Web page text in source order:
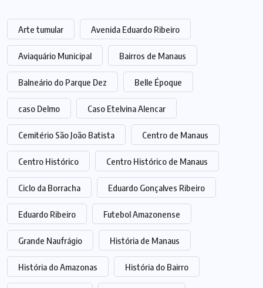
Arte tumular Avenida Eduardo Ribeiro
Aviaquário Municipal Bairros de Manaus
Balneário do Parque Dez Belle Époque
caso Delmo Caso Etelvina Alencar
Cemitério São João Batista Centro de Manaus
Centro Histórico Centro Histórico de Manaus
Ciclo da Borracha Eduardo Gonçalves Ribeiro
Eduardo Ribeiro Futebol Amazonense
Grande Naufrágio História de Manaus
História do Amazonas História do Bairro